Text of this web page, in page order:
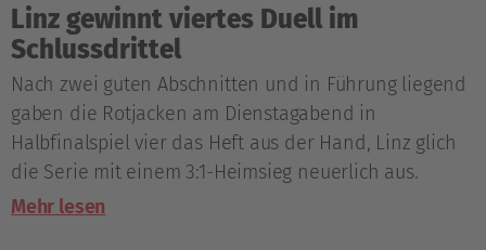
Linz gewinnt viertes Duell im
Schlussdrittel
Nach zwei guten Abschnitten und in Führung liegend
gaben die Rotjacken am Dienstagabend in
Halbfinalspiel vier das Heft aus der Hand, Linz glich
die Serie mit einem 3:1-Heimsieg neuerlich aus.
Mehr lesen